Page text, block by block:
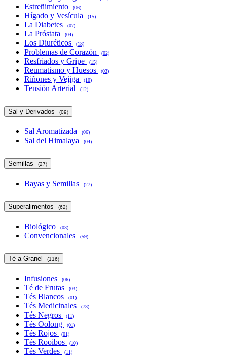
Estreñimiento (06)
Hígado y Vesícula (15)
La Diabetes (07)
La Próstata (04)
Los Diuréticos (13)
Problemas de Corazón (02)
Resfriados y Gripe (15)
Reumatismo y Huesos (03)
Riñones y Vejiga (10)
Tensión Arterial (12)
Sal y Derivados (09)
Sal Aromatizada (06)
Sal del Himalaya (04)
Semillas (27)
Bayas y Semillas (27)
Superalimentos (62)
Biológico (03)
Convencionales (59)
Té a Granel (116)
Infusiones (06)
Té de Frutas (03)
Tés Blancos (01)
Tés Medicinales (73)
Tés Negros (11)
Tés Oolong (01)
Tés Rojos (01)
Tés Rooibos (10)
Tés Verdes (11)